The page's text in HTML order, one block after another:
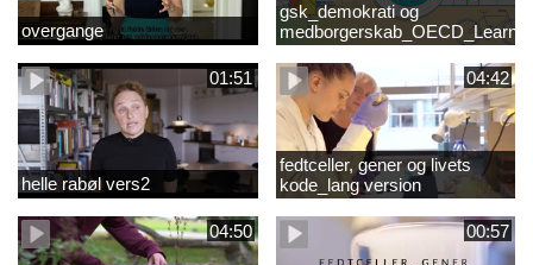
overgange
gsk_demokrati og
Compass 2030
01:51
helle rabøl vers2
04:42
fedtceller, gener og livets
kode_lang version
04:50 00:57